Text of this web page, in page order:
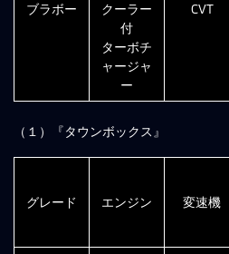
ブラボー
クーラー
付
ターボチ
ャージャ
ー
CVT
（１）『タウンボックス』
グレード エンジン 変速機